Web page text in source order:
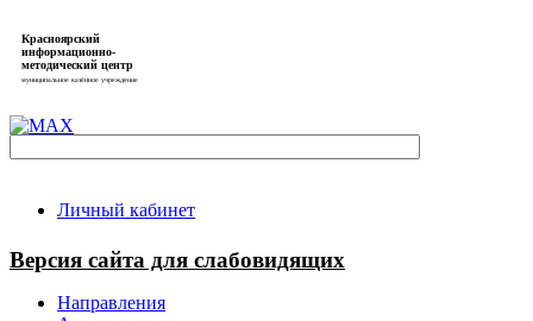
Красноярский
информационно-
методический центр
муниципальное казённое учреждение
Личный кабинет
Версия сайта для слабовидящих
Направления